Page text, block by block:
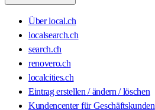
Über local.ch
localsearch.ch
search.ch
renovero.ch
localcities.ch
Eintrag erstellen / ändern / löschen
Kundencenter für Geschäftskunden